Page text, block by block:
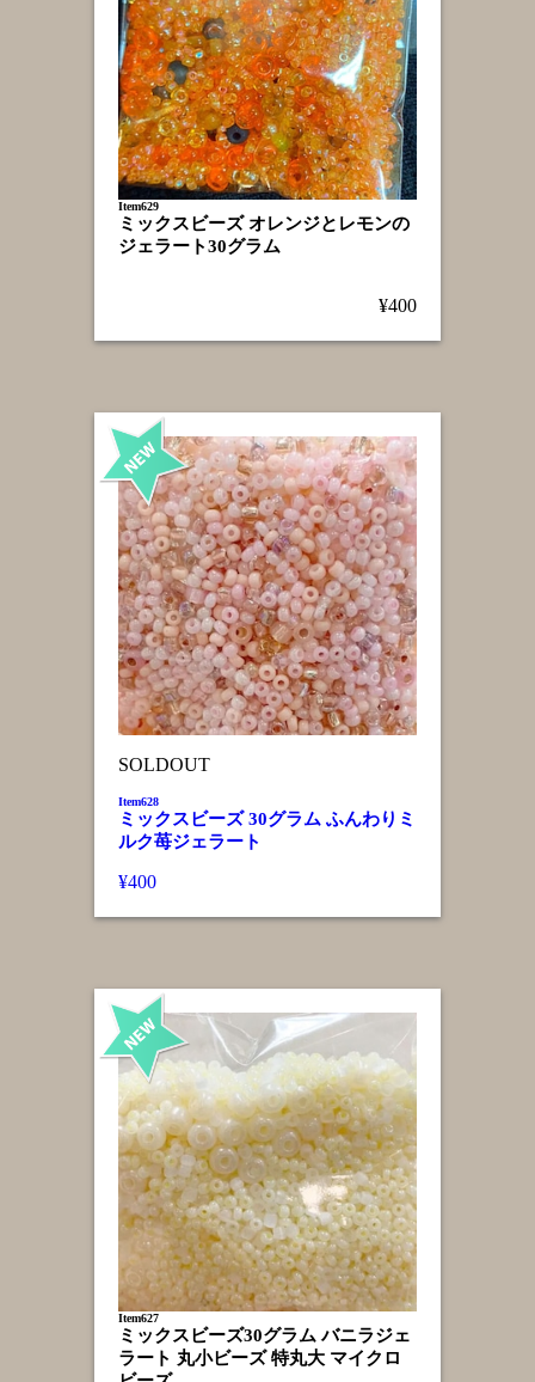
Item629
ミックスビーズ オレンジとレモンの
ジェラート30グラム
¥400
SOLDOUT
Item628
ミックスビーズ 30グラム ふんわりミ
ルク苺ジェラート
¥400
Item627
ミックスビーズ30グラム バニラジェ
ラート 丸小ビーズ 特丸大 マイクロ